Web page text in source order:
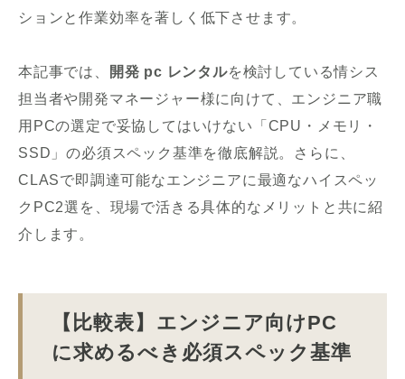
ションと作業効率を著しく低下させます。
本記事では、 開発 pc レンタルを検討している情シス
担当者や開発マネージャー様に向けて、エンジニア職
用PCの選定で妥協してはいけない「CPU・メモリ・
SSD」の必須スペック基準を徹底解説。さらに、
CLASで即調達可能なエンジニアに最適なハイスペッ
クPC2選を、現場で活きる具体的なメリットと共に紹
介します。
【比較表】エンジニア向けPC
に求めるべき必須スペック基準